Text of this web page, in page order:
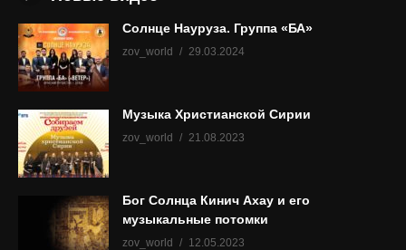
Солнце Науруза. Группа «БА»
zov_world 29.03.2024
Музыка Христианской Сирии
zov_world 21.08.2023
Бог Солнца Кинич Ахау и его
музыкальные потомки
zov_world 12.05.2023